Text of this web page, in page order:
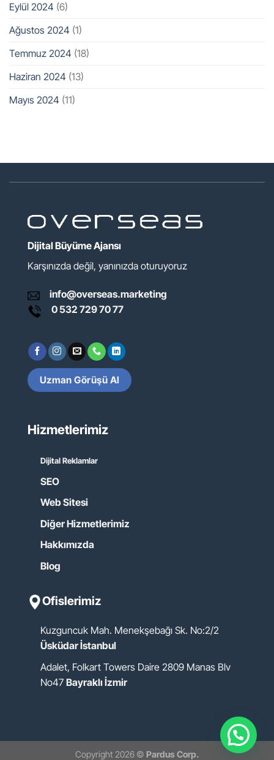
Eylül 2024 (6)
Ağustos 2024 (1)
Temmuz 2024 (18)
Haziran 2024 (13)
Mayıs 2024 (11)
Dijital Büyüme Ajansı
Karşınızda değil, yanınızda oturuyoruz
info@overseas.marketing
0 532 729 70 77
Uzman Görüşü Al
Hizmetlerimiz
Dijital Reklamlar
SEO
Web Sitesi
Diğer Hizmetlerimiz
Hakkımızda
Blog
Ofislerimiz
Kuzguncuk Mah. Menekşebağı Sk. No:2/2
Üsküdar İstanbul
Adalet, Folkart Towers Daire 2809 Manas Blv
No47 Bayraklı İzmir
Copyright 2026 © Pardus Corp.